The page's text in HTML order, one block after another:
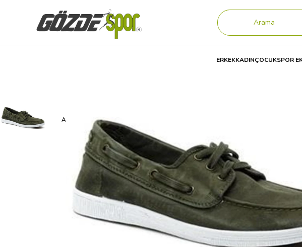
ERKEKKADINÇOCUKSPOR
Anasayfa Kadın Natural World 613E